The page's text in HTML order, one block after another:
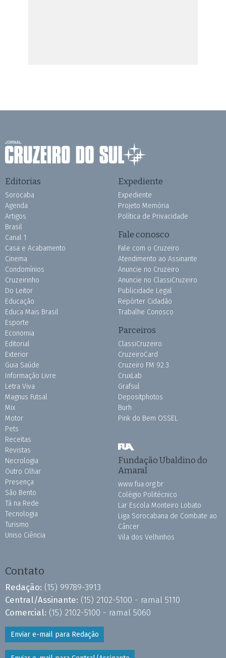
Editorias
Sorocaba
Agenda
Artigos
Brasil
Canal 1
Casa e Acabamento
Cinema
Condomínios
Cruzeirinho
Do Leitor
Educação
Educa Mais Brasil
Esporte
Economia
Editorial
Exterior
Guia Saúde
Informação Livre
Letra Viva
Magnus Futsal
Mix
Motor
Pets
Receitas
Revistas
Necrologia
Outro Olhar
Presença
São Bento
Tá na Rede
Tecnologia
Turismo
Uniso Ciência
Expediente
Expediente
Projeto Memória
Política de Privacidade
Fale conosco
Fale com o Cruzeiro
Atendimento ao Assinante
Anuncie no Cruzeiro
Anuncie no ClassiCruzeiro
Publicidade Legal
Repórter Cidadão
Trabalhe Conosco
Parceiros
ClassiCruzeiro
CruzeiroCard
Cruzeiro FM 92.3
CruxLab
Grafsul
Depositphotos
Burh
Pink do Bem OSSEL
Fundação Ubaldino do
Amaral
www.fua.org.br
Colégio Politécnico
Lar Escola Monteiro Lobato
Liga Sorocabana de Combate ao
Câncer
Vila dos Velhinhos
Contato
Redação: (15) 99789-3913
Central/Assinante: (15) 2102-5100 - ramal 5110
Comercial: (15) 2102-5100 - ramal 5060
Enviar e-mail para Redação